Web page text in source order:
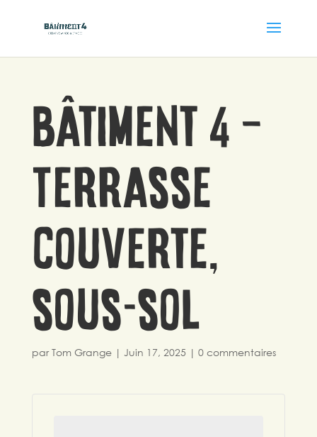
Bâtiment 4 –
Terrasse
couverte,
sous-sol
parTom Grange| Juin 17, 2025 | 0 commentaires